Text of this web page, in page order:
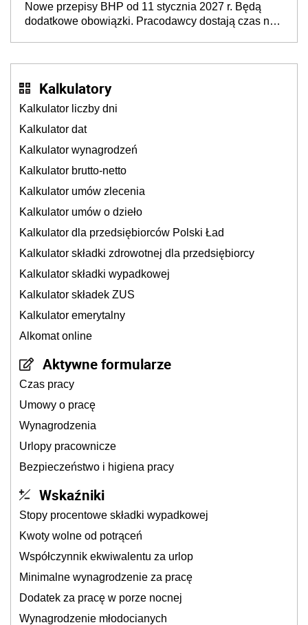
neuroatypowe. Powstanie Fundusz na rzecz
Inkluzywności w Zatrudnianiu?
Nowe przepisy BHP od 11 stycznia 2027 r. Będą
dodatkowe obowiązki. Pracodawcy dostają czas na
Kalkulatory
Kalkulator liczby dni
Kalkulator dat
Kalkulator wynagrodzeń
Kalkulator brutto-netto
Kalkulator umów zlecenia
Kalkulator umów o dzieło
Kalkulator dla przedsiębiorców Polski Ład
Kalkulator składki zdrowotnej dla przedsiębiorcy
Kalkulator składki wypadkowej
Kalkulator składek ZUS
Kalkulator emerytalny
Alkomat online
Aktywne formularze
Czas pracy
Umowy o pracę
Wynagrodzenia
Urlopy pracownicze
Bezpieczeństwo i higiena pracy
Wskaźniki
Stopy procentowe składki wypadkowej
Kwoty wolne od potrąceń
Współczynnik ekwiwalentu za urlop
Minimalne wynagrodzenie za pracę
Dodatek za pracę w porze nocnej
Wynagrodzenie młodocianych